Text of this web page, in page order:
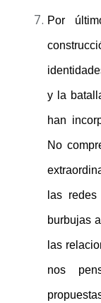
Por
y la
han
No
las
burbujas
las
nos